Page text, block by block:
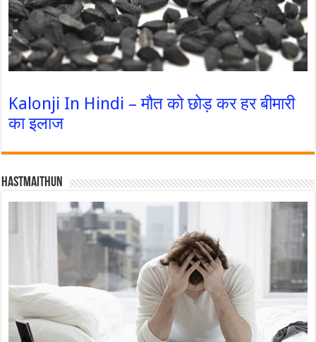
Kalonji In Hindi – मौत को छोड़ कर हर बीमारी
का इलाज
Hastmaithun